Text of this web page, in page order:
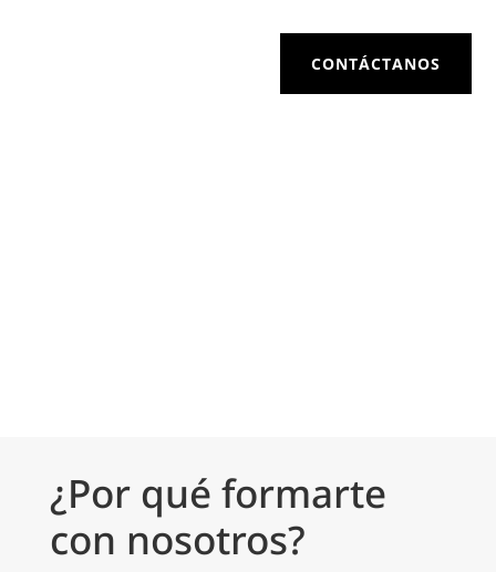
CONTÁCTANOS
¿Por qué formarte
con nosotros?